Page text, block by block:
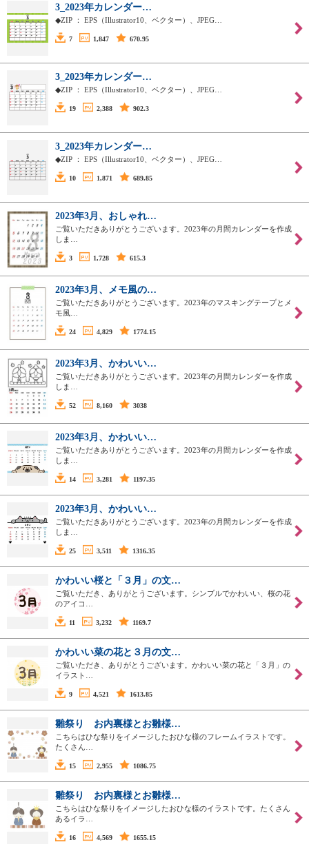
3_2023年カレンダー…
◆ZIP ： EPS（Illustrator10、ベクター）、JPEG…
7 1,847 670.95
3_2023年カレンダー…
◆ZIP ： EPS（Illustrator10、ベクター）、JPEG…
19 2,388 902.3
3_2023年カレンダー…
◆ZIP ： EPS（Illustrator10、ベクター）、JPEG…
10 1,871 689.85
2023年3月、おしゃれ…
ご覧いただきありがとうございます。2023年の月間カレンダーを作成
しま…
3 1,728 615.3
2023年3月、メモ風の…
ご覧いただきありがとうございます。2023年のマスキングテープとメ
モ風…
24 4,829 1774.15
2023年3月、かわいい…
ご覧いただきありがとうございます。2023年の月間カレンダーを作成
しま…
52 8,160 3038
2023年3月、かわいい…
ご覧いただきありがとうございます。2023年の月間カレンダーを作成
しま…
14 3,281 1197.35
2023年3月、かわいい…
ご覧いただきありがとうございます。2023年の月間カレンダーを作成
しま…
25 3,511 1316.35
かわいい桜と「３月」の文…
ご覧いただき、ありがとうございます。シンプルでかわいい、桜の花
のアイコ…
11 3,232 1169.7
かわいい菜の花と３月の文…
ご覧いただき、ありがとうございます。かわいい菜の花と「３月」の
イラスト…
9 4,521 1613.85
雛祭り お内裏様とお雛様…
こちらはひな祭りをイメージしたおひな様のフレームイラストです。
たくさん…
15 2,955 1086.75
雛祭り お内裏様とお雛様…
こちらはひな祭りをイメージしたおひな様のイラストです。たくさん
あるイラ…
16 4,569 1655.15